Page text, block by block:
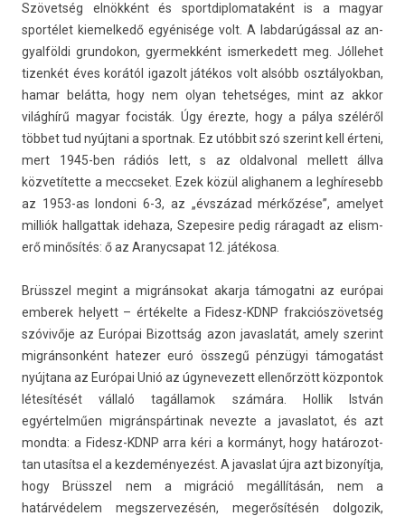
Szövetség elnökként és sportdip­lomataként is a magyar
sportélet kiemel­kedő egyénisége volt. A lab­darúgáss­al az an­
gyal­földi grun­dokon, gyer­mekként is­merkedett meg. Jól­lehet
tizen­két éves korától igazolt játékos volt alsóbb osztályok­ban,
hamar belátta, hogy nem olyan tehet­séges, mint az akkor
világhírű magyar focis­ták. Úgy érezte, hogy a pálya széléről
többet tud nyújtani a sportnak. Ez utóbbit szó szerint kell érteni,
mert 1945-ben rádiós lett, s az ol­dalvon­al mel­lett állva
közvetítette a meccseket. Ezek közül al­ig­hanem a leg­híresebb
az 1953-as lon­doni 6-3, az „évszázad mérkőzése”, amelyet
milliók hallgat­tak idehaza, Szepesire pedig ráragadt az elism­
erő minősítés: ő az Aranyc­sapat 12. játékosa.
Brüsszel megint a mig­ránsokat akar­ja támogat­ni az európai
em­berek helyett – értékelte a Fidesz-KDNP frak­ciós­zövet­ség
szóvivője az Európai Bi­zottság azon javas­latát, amely szerint
migránsonként hatez­er euró összegű pénzügyi támogatást
nyújtana az Európai Unió az úgynevezett ellenőrzött köz­pontok
létesítését vállaló tagál­lamok számára. Hol­lik István
egyértelműen mig­ránspár­tinak nevez­te a javas­latot, és azt
mondta: a Fidesz-KDNP arra kéri a kormányt, hogy határozot­
tan utasítsa el a kez­deményezést. A javas­lat újra azt bi­zonyít­ja,
hogy Brüsszel nem a migráció megállításán, nem a
határvédelem megszer­vezésén, megerősítésén dol­gozik,